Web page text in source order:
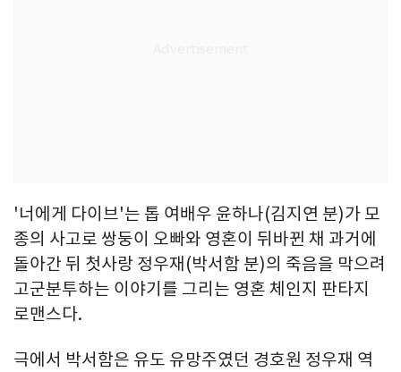
'너에게 다이브'는 톱 여배우 윤하나(김지연 분)가 모
종의 사고로 쌍둥이 오빠와 영혼이 뒤바뀐 채 과거에
돌아간 뒤 첫사랑 정우재(박서함 분)의 죽음을 막으려
고군분투하는 이야기를 그리는 영혼 체인지 판타지
로맨스다.
극에서 박서함은 유도 유망주였던 경호원 정우재 역